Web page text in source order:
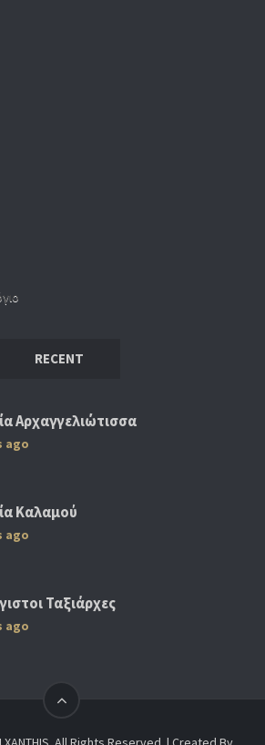
RECENT
Αρχαγγελιώτισσα
ago
Καλαμού
ago
Ταξιάρχες
ago